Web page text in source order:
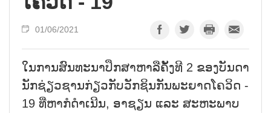
01/06/2021
ໃນການສົນທະນາປຶກສາຫາລືຄັ້ງທີ 2 ຂອງບັນດາ
ນັກຊ່ຽວຊານກ່ຽວກັບວັກຊິນກັນພະຍາດໂຄວິດ -
19 ທີ່ຫາກໍດຳເນີນ, ອາຊຽນ ແລະ ສະຫະພາບ